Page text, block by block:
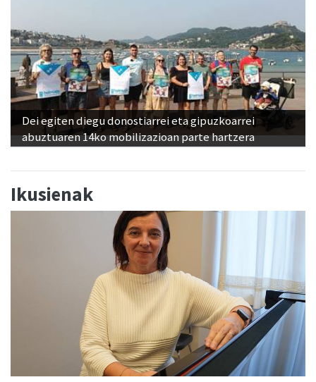
Dei egiten diegu donostiarrei eta gipuzkoarrei
abuztuaren 14ko mobilizazioan parte hartzera
Ikusienak